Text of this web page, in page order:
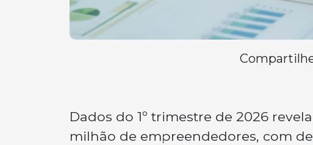
Dados do 1º trimestre de 2026
milhão de empreendedores, com